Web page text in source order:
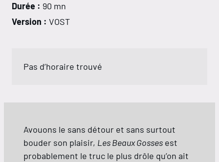
Durée : 90 mn
Version : VOST
Pas d’horaire trouvé
Avouons le sans détour et sans surtout
bouder son plaisir, Les Beaux Gosses est
probablement le truc le plus drôle qu’on ait